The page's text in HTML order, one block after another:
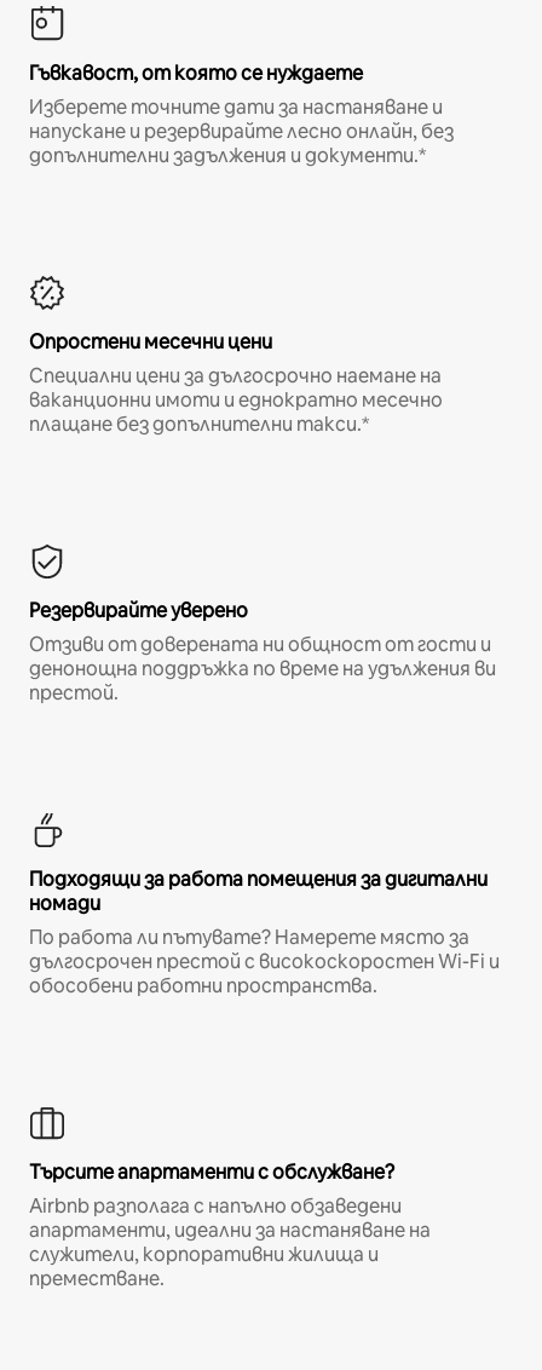
Гъвкавост, от която се нуждаете
Изберете точните дати за настаняване и
напускане и резервирайте лесно онлайн, без
допълнителни задължения и документи.*
Опростени месечни цени
Специални цени за дългосрочно наемане на
ваканционни имоти и еднократно месечно
плащане без допълнителни такси.*
Резервирайте уверено
Отзиви от доверената ни общност от гости и
денонощна поддръжка по време на удължения ви
престой.
Подходящи за работа помещения за дигитални
номади
По работа ли пътувате? Намерете място за
дългосрочен престой с високоскоростен Wi-Fi и
обособени работни пространства.
Търсите апартаменти с обслужване?
Airbnb разполага с напълно обзаведени
апартаменти, идеални за настаняване на
служители, корпоративни жилища и
преместване.